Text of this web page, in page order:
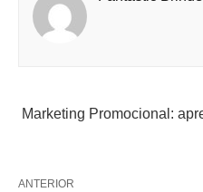
Marketing Promocional:
ANTERIOR